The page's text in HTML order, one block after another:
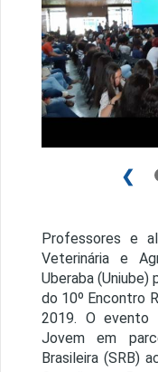
❮
Professores e
Veterinária e
Uberaba (Uniube)
do 10º Encontro
2019. O evento
Jovem em
Brasileira (SRB)